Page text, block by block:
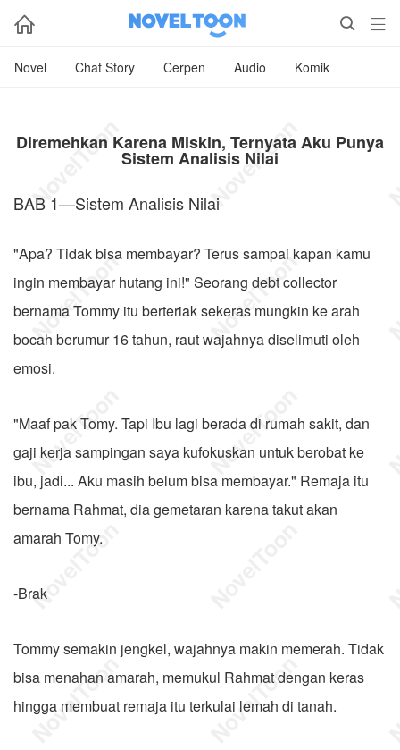
  
Novel Chat Story Cerpen Audio Komik
Diremehkan Karena Miskin, Ternyata Aku Punya
Sistem Analisis Nilai
BAB 1—Sistem Analisis Nilai
"Apa? Tidak bisa membayar? Terus sampai kapan kamu
ingin membayar hutang ini!" Seorang debt collector
bernama Tommy itu berteriak sekeras mungkin ke arah
bocah berumur 16 tahun, raut wajahnya diselimuti oleh
emosi.
"Maaf pak Tomy. Tapi Ibu lagi berada di rumah sakit, dan
gaji kerja sampingan saya kufokuskan untuk berobat ke
ibu, jadi... Aku masih belum bisa membayar." Remaja itu
bernama Rahmat, dia gemetaran karena takut akan
amarah Tomy.
-Brak
Tommy semakin jengkel, wajahnya makin memerah. Tidak
bisa menahan amarah, memukul Rahmat dengan keras
hingga membuat remaja itu terkulai lemah di tanah.